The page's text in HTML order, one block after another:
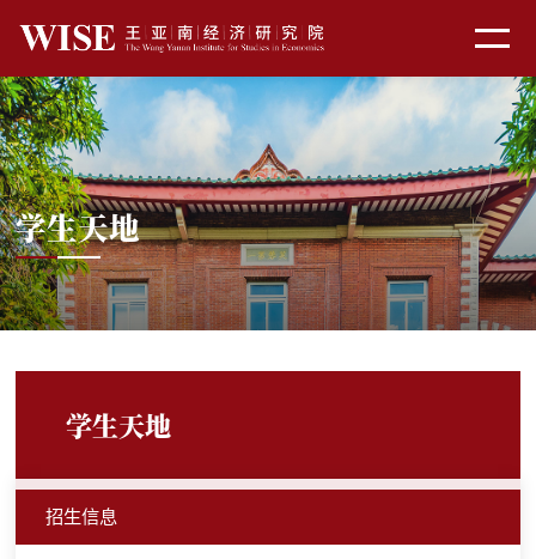
学生天地
学生天地
招生信息